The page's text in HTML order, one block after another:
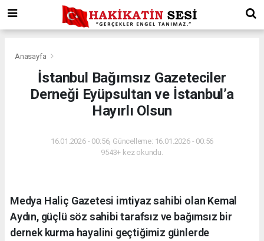
Anasayfa
İstanbul Bağımsız Gazeteciler
Derneği Eyüpsultan ve İstanbul’a
Hayırlı Olsun
16.01.2026 - 00:56, Güncelleme: 16.01.2026 - 00:56
9543+ kez okundu.
Medya Haliç Gazetesi imtiyaz sahibi olan Kemal
Aydın, güçlü söz sahibi tarafsız ve bağımsız bir
dernek kurma hayalini geçtiğimiz günlerde